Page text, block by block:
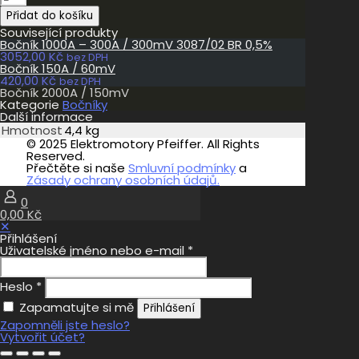
2000A
150mV
množství
Přidat do košíku
Související produkty
Bočník 1000A – 300A / 300mV 3087/02 BR 0,5%
3052,00 Kč bez DPH
Bočník 150A / 60mV
420,00 Kč bez DPH
Bočník 2000A / 150mV
Kategorie Bočníky
Další informace
Hmotnost4,4 kg
© 2025 Elektromotory Pfeiffer. All Rights
Reserved.
Přečtěte si naše Smluvní podmínkya
Zásady ochrany osobních údajů.
0
0,00 Kč
✕
Přihlášení
Uživatelské jméno nebo e-mail *
Heslo *
Zapamatujte si mě
Přihlášení
Zapomněli jste heslo?
Vytvořit účet?